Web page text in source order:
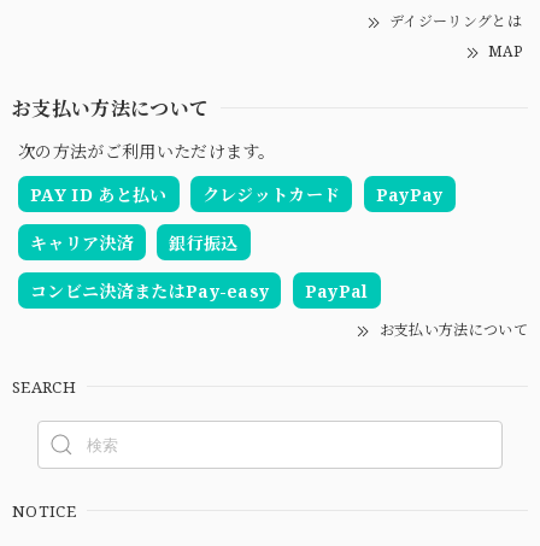
デイジーリングとは
MAP
お支払い方法について
次の方法がご利用いただけます。
PAY ID あと払い
クレジットカード PayPay
キャリア決済 銀行振込
コンビニ決済またはPay-easy PayPal
お支払い方法について
SEARCH
NOTICE